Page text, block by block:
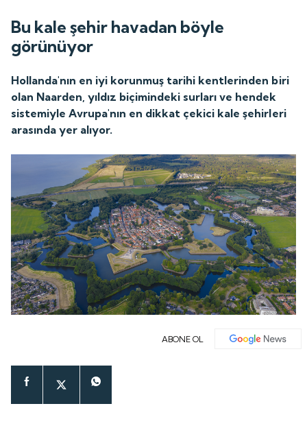
Bu kale şehir havadan böyle
görünüyor
Hollanda'nın en iyi korunmuş tarihi kentlerinden biri
olan Naarden, yıldız biçimindeki surları ve hendek
sistemiyle Avrupa'nın en dikkat çekici kale şehirleri
arasında yer alıyor.
ABONE OL